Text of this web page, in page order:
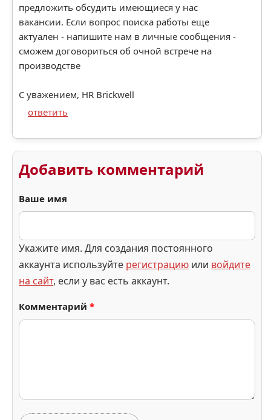
предложить обсудить имеющиеся у нас
вакансии. Если вопрос поиска работы еще
актуален - напишите нам в личные сообщения -
сможем договориться об очной встрече на
производстве
С уважением, HR Brickwell
ответить
Добавить комментарий
Ваше имя
Укажите имя. Для создания постоянного
аккаунта используйте регистрацию или войдите
на сайт, если у вас есть аккаунт.
Комментарий *